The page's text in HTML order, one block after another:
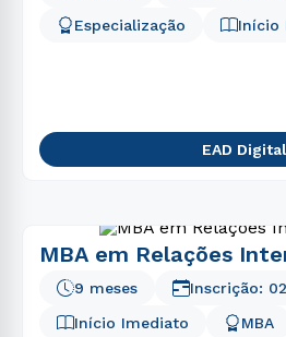
Especialização
Início
EAD Digital
MBA em Relações
Início Imediato MBA
9 meses Inscrição: